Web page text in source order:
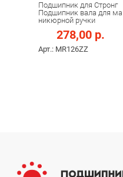
Подшипник для Стронг
Подшипник вала для ма
никюрной ручки
278,00 р.
Арт.: MR126ZZ